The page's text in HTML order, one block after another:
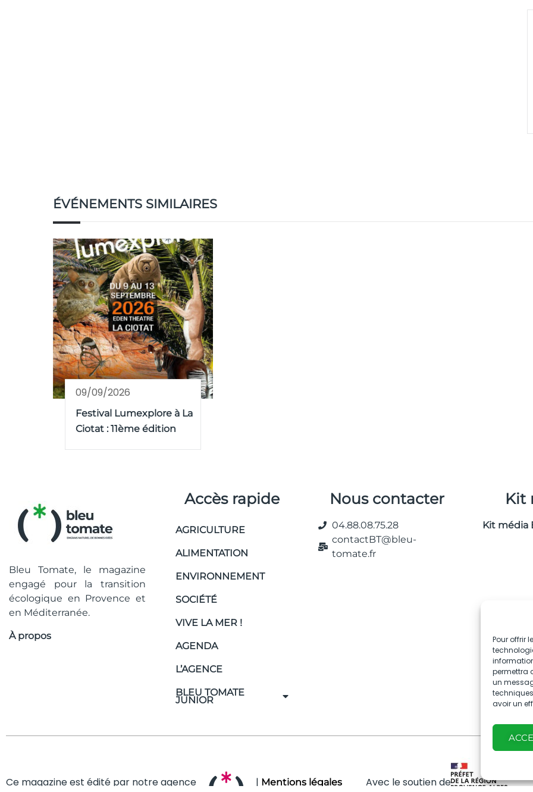
Pour offrir
permettra
un
avoir un
ÉVÉNEMENTS SIMILAIRES
09/09/2026
Festival Lumexplore à La
Ciotat : 11ème édition
Bleu Tomate, le magazine
engagé pour la transition
écologique en Provence et
en Méditerranée.
À propos
Accès rapide
AGRICULTURE
ALIMENTATION
ENVIRONNEMENT
SOCIÉTÉ
VIVE LA MER !
AGENDA
L’AGENCE
BLEU TOMATE
JUNIOR
Nous contacter
04.88.08.75.28
contactBT@bleu-
tomate.fr
Kit
Kit média
Ce magazine est édité par notre agence | Mentions légales Avec le soutien de